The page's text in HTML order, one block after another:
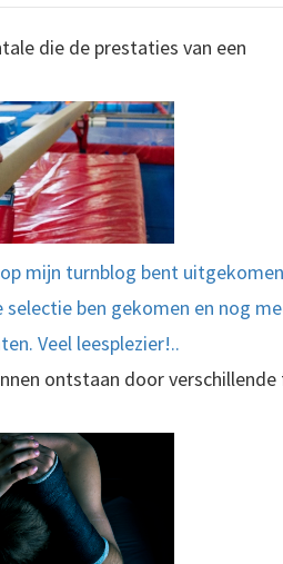
die de prestaties van een
mijn turnblog bent
ben gekomen en nog
Veel leesplezier!..
ontstaan door